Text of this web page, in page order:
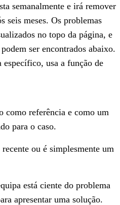
semanalmente e irá remover
seis meses. Os problemas
no topo da página, e
ser encontrados abaixo.
usa a função de
como referência e como um
para o caso.
ou é simplesmente um
está ciente do problema
apresentar uma solução.